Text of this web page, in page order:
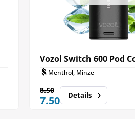
Vozol Switch 600 Pod
Menthol, Minze
7.50
8.50 Details